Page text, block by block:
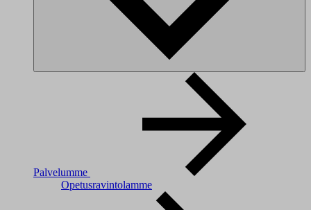
Palvelumme
Opetusravintolamme